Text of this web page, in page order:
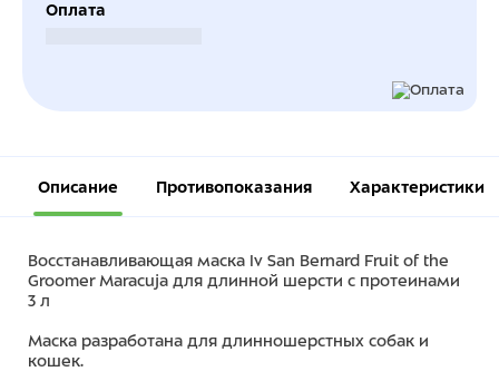
Оплата
Описание Противопоказания Характеристики
Восстанавливающая маска Iv San Bernard Fruit of the
Groomer Maracuja для длинной шерсти с протеинами
3 л
Маска разработана для длинношерстных собак и
кошек.